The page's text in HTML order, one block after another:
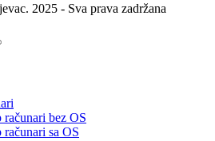
2025 - Sva prava zadržana
računari bez OS
računari sa OS